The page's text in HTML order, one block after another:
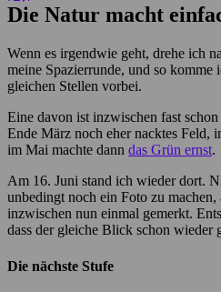
Die Natur macht
Wenn es irgendwie geht, drehe ich
meine Spazierrunde, und so komme
gleichen Stellen vorbei.
Eine davon ist inzwischen fast
Ende März noch eher nacktes Feld,
im Mai machte dann das Grün ernst.
Am 16. Juni stand ich wieder dort.
unbedingt noch ein Foto zu
inzwischen nun einmal gemerkt.
dass der gleiche Blick schon wieder
Die nächste Stufe